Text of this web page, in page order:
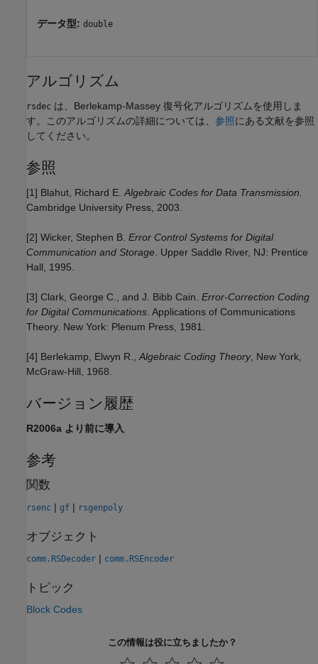
データ型: double
アルゴリズム
rsdec は、Berlekamp-Massey 復号化アルゴリズムを使用しま
す。このアルゴリズムの詳細については、 参照にある文献を参照
してください。
参照
[1] Blahut, Richard E. Algebraic Codes for Data Transmission.
Cambridge University Press, 2003.
[2] Wicker, Stephen B. Error Control Systems for Digital
Communication and Storage . Upper Saddle River, NJ: Prentice
Hall, 1995.
[3] Clark, George C., and J. Bibb Cain. Error-Correction Coding
for Digital Communications . Applications of Communications
Theory. New York: Plenum Press, 1981.
[4] Berlekamp, Elwyn R., Algebraic Coding Theory, New York,
McGraw-Hill, 1968.
バージョン履歴
R2006a より前に導入
参考
関数
rsenc | gf | rsgenpoly
オブジェクト
comm.RSDecoder | comm.RSEncoder
トピック
Block Codes
この情報は役に立ちましたか？